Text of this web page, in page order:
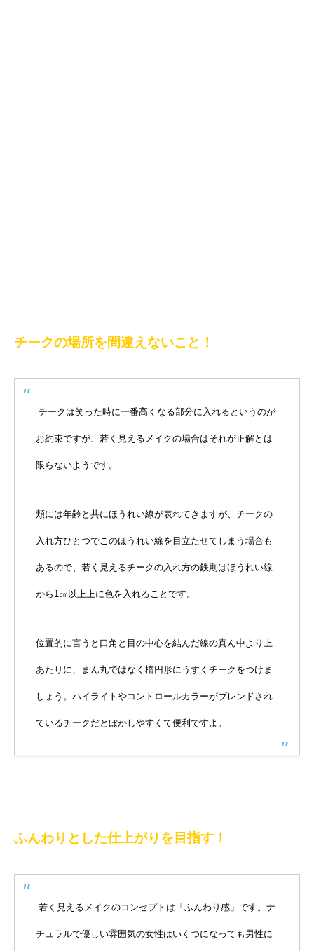
チークの場所を間違えないこと！
チークは笑った時に一番高くなる部分に入れるというのが
お約束ですが、若く見えるメイクの場合はそれが正解とは
限らないようです。
頬には年齢と共にほうれい線が表れてきますが、チークの
入れ方ひとつでこのほうれい線を目立たせてしまう場合も
あるので、若く見えるチークの入れ方の鉄則はほうれい線
から1㎝以上上に色を入れることです。
位置的に言うと口角と目の中心を結んだ線の真ん中より上
あたりに、まん丸ではなく楕円形にうすくチークをつけま
しょう。ハイライトやコントロールカラーがブレンドされ
ているチークだとぼかしやすくて便利ですよ。
ふんわりとした仕上がりを目指す！
若く見えるメイクのコンセプトは「ふんわり感」です。ナ
チュラルで優しい雰囲気の女性はいくつになっても男性に